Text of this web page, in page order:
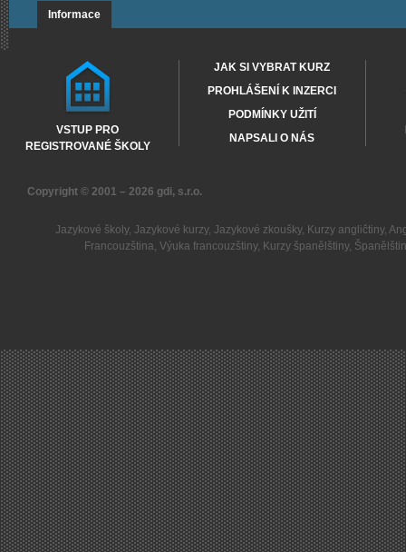
Informace
VSTUP PRO
REGISTROVANÉ ŠKOLY
JAK SI VYBRAT KURZ
PROHLÁŠENÍ K INZERCI
PODMÍNKY UŽITÍ
NAPSALI O NÁS
Copyright © 2001 – 2026 gdi, s.r.o.
Jazykové školy, Jazykové kurzy, Jazykové zkoušky, Kurzy angličtiny,
Francouzština,Výuka francouzštiny, Kurzy španělštiny,